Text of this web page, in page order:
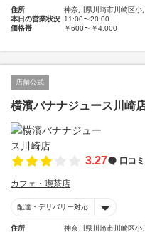
住所
神奈川県川崎市川崎区小
本日の営業状況 11:00〜20:00
価格帯
￥600〜￥4,000
店舗公式
横濱バナナジュース川崎
3.27 口コミ
カフェ・喫茶店
配達・デリバリー対応
住所 神奈川県川崎市川崎区小